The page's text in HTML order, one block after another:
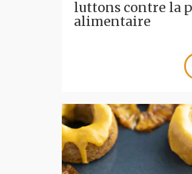
luttons contre la
alimentaire